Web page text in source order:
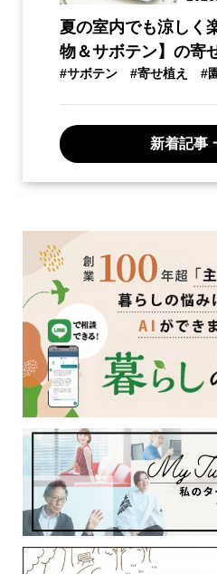
夏の室内でも涼しく
物＆サボテン】の寄
#サボテン #寄せ植え #
新着記事